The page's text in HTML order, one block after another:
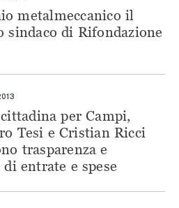
metalmeccanico il
sindaco di Rifondazione
per Campi,
Tesi e Cristian Ricci
trasparenza e
entrate e spese